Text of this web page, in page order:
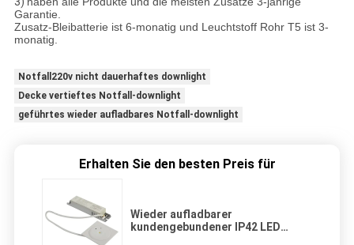
Garantie.
Zusatz-Bleibatterie ist 6-monatig und Leuchtstoff Rohr T5 ist 3-
monatig.
Notfall220v nicht dauerhaftes downlight
Decke vertieftes Notfall-downlight
geführtes wieder aufladbares Notfall-downlight
Erhalten Sie den besten Preis für
Wieder aufladbarer
kundengebundener IP42 LED